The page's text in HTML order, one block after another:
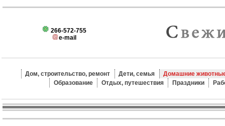
266-572-755
e-mail
Дом, строительство, ремонт Дети, семья
Домашние
Образование
Отдых, путешествия Праздники